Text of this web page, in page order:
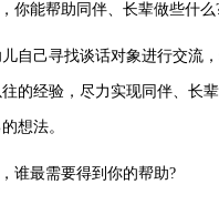
能帮助同伴、长辈做些什么
己寻找谈话对象进行交流，
的经验，尽力实现同伴、长
想法。
最需要得到你的帮助?